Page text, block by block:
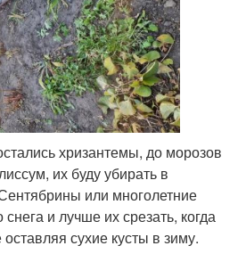
хризантемы, до морозов
их буду убирать в
или многолетние
и лучше их срезать, когда
сухие кусты в зиму.